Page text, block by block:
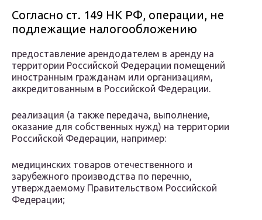
Согласно ст. 149 НК РФ, операции, не
подлежащие налогообложению
предоставление арендодателем в аренду на
территории Российской Федерации помещений
иностранным гражданам или организациям,
аккредитованным в Российской Федерации.
реализация (а также передача, выполнение,
оказание для собственных нужд) на территории
Российской Федерации, например:
медицинских товаров отечественного и
зарубежного производства по перечню,
утверждаемому Правительством Российской
Федерации;